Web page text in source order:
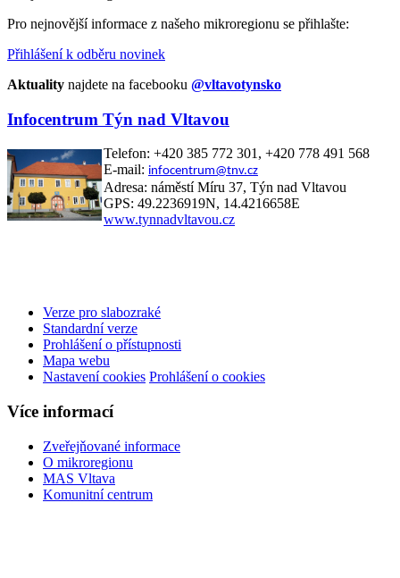
Pro nejnovější informace z našeho mikroregionu se přihlašte:
Přihlášení k odběru novinek
Aktuality najdete na facebooku @vltavotynsko
Infocentrum Týn nad Vltavou
Telefon: +420 385 772 301, +420 778 491 568
E-mail: infocentrum@tnv.cz
Adresa: náměstí Míru 37, Týn nad Vltavou
GPS: 49.2236919N, 14.4216658E
www.tynnadvltavou.cz
Verze pro slabozraké
Standardní verze
Prohlášení o přístupnosti
Mapa webu
Nastavení cookies Prohlášení o cookies
Více informací
Zveřejňované informace
O mikroregionu
MAS Vltava
Komunitní centrum